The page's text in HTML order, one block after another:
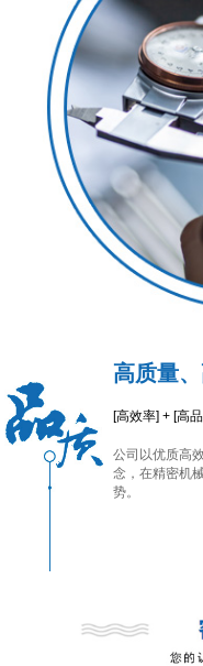
高质量
[高效率] + [高
公司以优质高
念，在精密机
势。